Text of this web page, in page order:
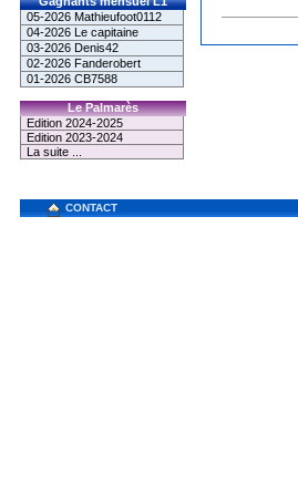
05-2026 Mathieufoot0112
04-2026 Le capitaine
03-2026 Denis42
02-2026 Fanderobert
01-2026 CB7588
Le Palmarès
Edition 2024-2025
Edition 2023-2024
La suite ...
CONTACT